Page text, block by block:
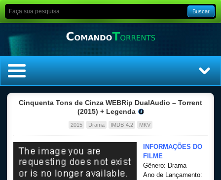
Buscar
Top Séries
Filmes
Cinquenta Tons de Cinza WEBRip DualAudio – Torrent
(2015) + Legenda
2015 Drama IMDB-4.2 MKV
INFORMAÇÕES DO
FILME
Gênero: Drama
Ano de Lançamento: